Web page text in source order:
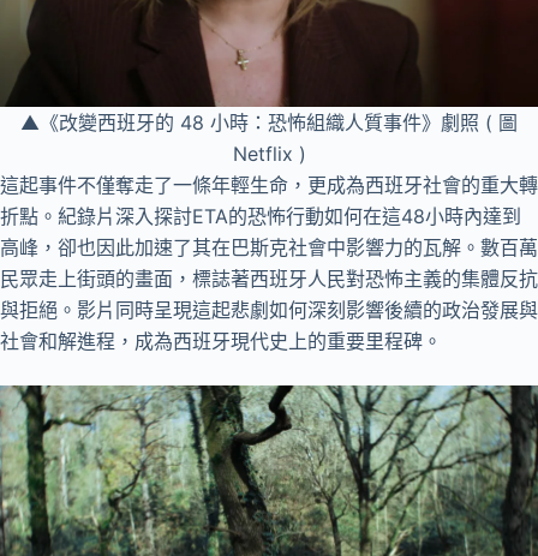
▲《改變西班牙的 48 小時：恐怖組織人質事件》劇照 ( 圖
Netflix )
這起事件不僅奪走了一條年輕生命，更成為西班牙社會的重大轉
折點。紀錄片深入探討ETA的恐怖行動如何在這48小時內達到
高峰，卻也因此加速了其在巴斯克社會中影響力的瓦解。數百萬
民眾走上街頭的畫面，標誌著西班牙人民對恐怖主義的集體反抗
與拒絕。影片同時呈現這起悲劇如何深刻影響後續的政治發展與
社會和解進程，成為西班牙現代史上的重要里程碑。